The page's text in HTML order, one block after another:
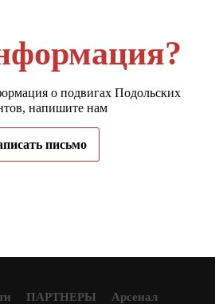
о подвигах Подольских
напишите нам
письмо
ПАРТНЕРЫ
Арсенал